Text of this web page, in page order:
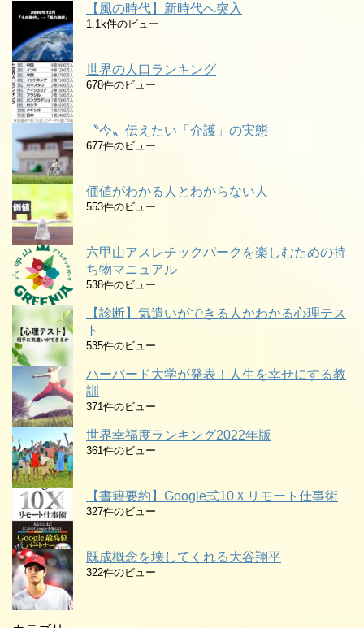
【風の時代】新時代へ突入
1.1k件のビュー
世界の人口ランキング
678件のビュー
〝今〟伝えたい「介護」の実態
677件のビュー
価値がわかる人とわからない人
553件のビュー
六甲山アスレチックパークを楽しむための持
ち物マニュアル
538件のビュー
【診断】気遣いができる人かわかる心理テス
ト
535件のビュー
ハーバード大学が発表！人生を幸せにする教
訓
371件のビュー
世界幸福度ランキング2022年版
361件のビュー
【書籍要約】Google式10Ｘリモート仕事術
327件のビュー
既成概念を壊してくれる大谷翔平
322件のビュー